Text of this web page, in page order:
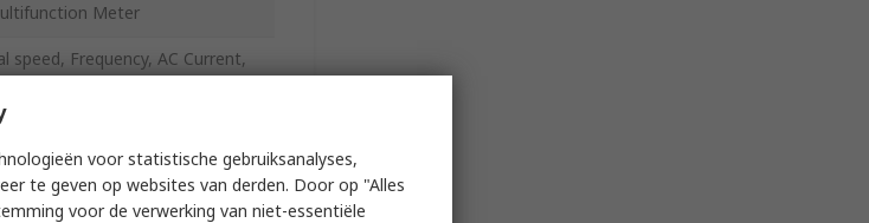
Meter
speed, Frequency, AC Current,
voor statistische gebruiksanalyses,
te geven op websites van derden. Door op "Alles
voor de verwerking van niet-essentiële